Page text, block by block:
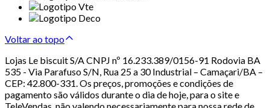
Voltar ao topo
Lojas Le biscuit S/A CNPJ nº 16.233.389/0156-91 Rodovia BA
535 - Via Parafuso S/N, Rua 25 a 30 Industrial – Camaçari/BA –
CEP: 42.800-331. Os preços, promoções e condições de
pagamento são válidos durante o dia de hoje, para o site e